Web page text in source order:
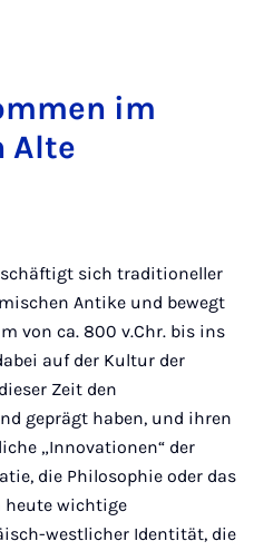
im
Alte
sich traditioneller
Antike und bewegt
von ca. 800 v.Chr. bis ins
auf der Kultur der
Zeit den
geprägt haben, und ihren
„Innovationen“ der
die Philosophie oder das
heute wichtige
westlicher Identität, die